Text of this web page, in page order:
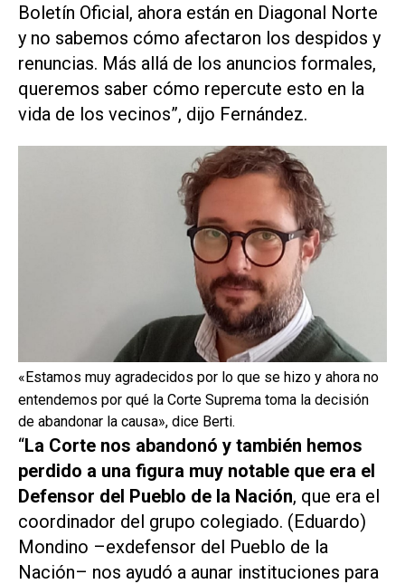
Boletín Oficial, ahora están en Diagonal Norte
y no sabemos cómo afectaron los despidos y
renuncias. Más allá de los anuncios formales,
queremos saber cómo repercute esto en la
vida de los vecinos”, dijo Fernández.
«Estamos muy agradecidos por lo que se hizo y ahora no
entendemos por qué la Corte Suprema toma la decisión
de abandonar la causa», dice Berti.
“La Corte nos abandonó y también hemos
perdido a una figura muy notable que era el
Defensor del Pueblo de la Nación, que era el
coordinador del grupo colegiado. (Eduardo)
Mondino –exdefensor del Pueblo de la
Nación– nos ayudó a aunar instituciones para